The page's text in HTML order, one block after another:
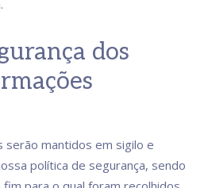
dos
serão mantidos em sigilo e
política de segurança, sendo